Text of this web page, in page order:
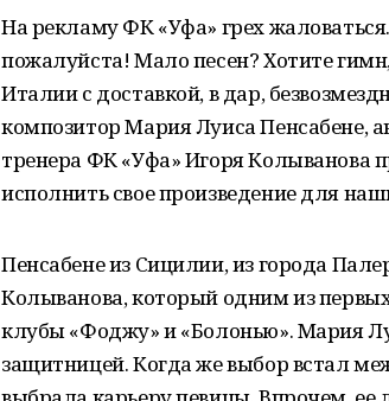
На рекламу ФК «Уфа» грех
пожалуйста! Мало песен? Хотите
Италии с доставкой, в дар,
композитор Мария Луиса Пенсабене,
тренера ФК «Уфа» Игоря Колыванова
исполнить свое произведение для
Пенсабене из Сицилии, из города
Колыванова, который одним из
клубы «Фоджу» и «Болонью». Мария
защитницей. Когда же выбор встал